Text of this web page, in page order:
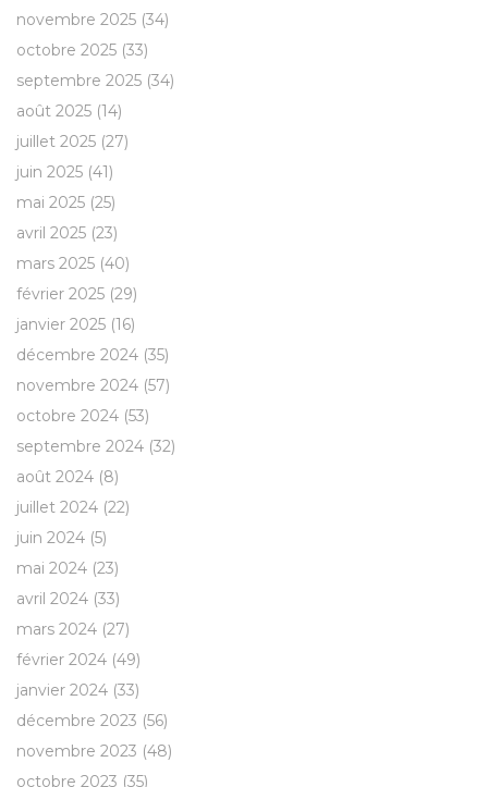
novembre 2025 (34)
octobre 2025 (33)
septembre 2025 (34)
août 2025 (14)
juillet 2025 (27)
juin 2025 (41)
mai 2025 (25)
avril 2025 (23)
mars 2025 (40)
février 2025 (29)
janvier 2025 (16)
décembre 2024 (35)
novembre 2024 (57)
octobre 2024 (53)
septembre 2024 (32)
août 2024 (8)
juillet 2024 (22)
juin 2024 (5)
mai 2024 (23)
avril 2024 (33)
mars 2024 (27)
février 2024 (49)
janvier 2024 (33)
décembre 2023 (56)
novembre 2023 (48)
octobre 2023 (35)